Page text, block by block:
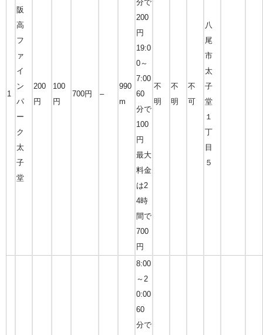
1
阪
高
フ
ァ
イ
ン
パ
ー
ク
太
子
堂
200
円
100
円
700円 –
990
m
分で
200
円
19:0
0～
7:00
60
分で
100
円
最大
料金
は2
4時
間で
700
円
不
明
不
明
不
可
八
尾
市
太
子
堂
１
丁
目
５
8:00
～2
0:00
60
分で